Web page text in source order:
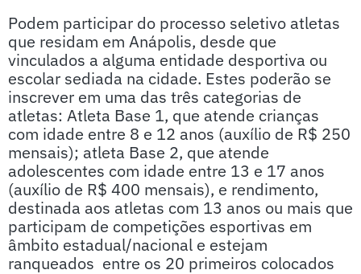
Podem participar do processo seletivo atletas
que residam em Anápolis, desde que
vinculados a alguma entidade desportiva ou
escolar sediada na cidade. Estes poderão se
inscrever em uma das três categorias de
atletas: Atleta Base 1, que atende crianças
com idade entre 8 e 12 anos (auxílio de R$ 250
mensais); atleta Base 2, que atende
adolescentes com idade entre 13 e 17 anos
(auxílio de R$ 400 mensais), e rendimento,
destinada aos atletas com 13 anos ou mais que
participam de competições esportivas em
âmbito estadual/nacional e estejam
ranqueados entre os 20 primeiros colocados